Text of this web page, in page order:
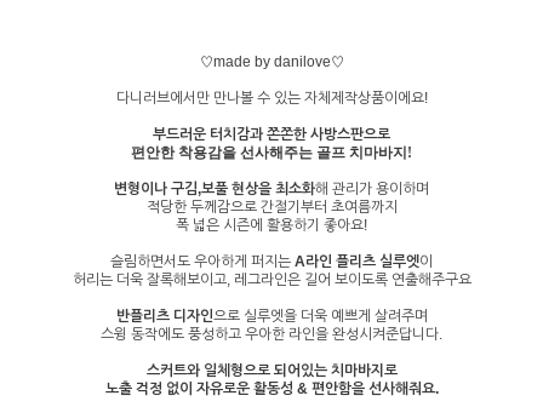
♡made by danilove♡
다니러브에서만 만나볼 수 있는 자체제작상품이에요!
부드러운 터치감과 쫀쫀한 사방스판으로
편안한 착용감을 선사해주는 골프 치마바지!
변형이나 구김,보풀 현상을 최소화해 관리가 용이하며
적당한 두께감으로 간절기부터 초여름까지
폭 넓은 시즌에 활용하기 좋아요!
슬림하면서도 우아하게 퍼지는 A라인 플리츠 실루엣이
허리는 더욱 잘록해보이고, 레그라인은 길어 보이도록 연출해주구요
반플리츠 디자인으로 실루엣을 더욱 예쁘게 살려주며
스윙 동작에도 풍성하고 우아한 라인을 완성시켜준답니다.
스커트와 일체형으로 되어있는 치마바지로
노출 걱정 없이 자유로운 활동성 & 편안함을 선사해줘요.